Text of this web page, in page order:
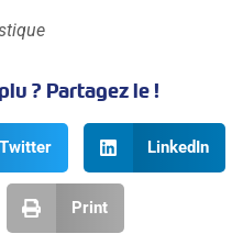
? Partagez le !
Twitter LinkedIn
Print